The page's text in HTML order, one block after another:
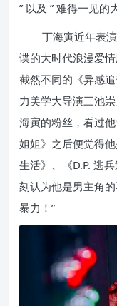
” 以及 ” 难得一见的
丁海寅近年表
谍的大时代浪漫爱
截然不同的《异感
力美学大导演三池
海寅的粉丝，看过
姐姐》之后便觉得
生活》、《D.P. 逃
刻认为他是男主角
暴力！”